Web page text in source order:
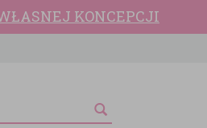
KONCEPCJI